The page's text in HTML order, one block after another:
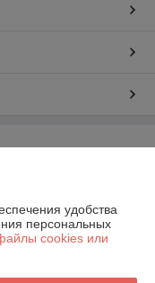
удобства
персональных
cookies или